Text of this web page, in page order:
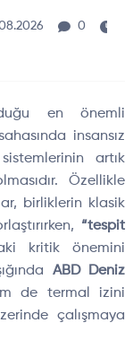
0
en önemli
insansız
artık
Özellikle
birliklerin klasik
“tespit
kritik önemini
ABD Deniz
de termal izini
çalışmaya